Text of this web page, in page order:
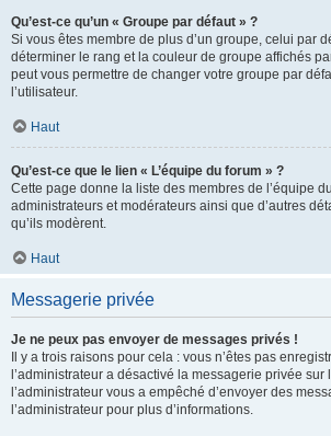
Qu’est-ce qu’un « Groupe par défaut » ?
Si vous êtes membre de plus d’un groupe, celui par
déterminer le rang et la couleur de groupe affichés
peut vous permettre de changer votre groupe par
l’utilisateur.
Haut
Qu’est-ce que le lien « L’équipe du forum » ?
Cette page donne la liste des membres de l’équipe
administrateurs et modérateurs ainsi que d’autres
qu’ils modèrent.
Haut
Messagerie privée
Je ne peux pas envoyer de messages privés !
Il y a trois raisons pour cela : vous n’êtes pas
l’administrateur a désactivé la messagerie privée sur
l’administrateur vous a empêché d’envoyer des
l’administrateur pour plus d’informations.